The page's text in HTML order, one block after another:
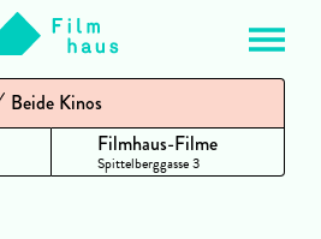
Beide Kinos
Filmhaus-Filme
Spittelberggasse 3